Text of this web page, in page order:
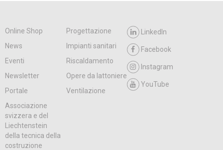
Online Shop
Progettazione
News
Impianti sanitari
Eventi
Riscaldamento
Newsletter
Opere da lattoniere
Portale
Ventilazione
LinkedIn
Facebook
Instagram
YouTube
Associazione
svizzera e del
Liechtenstein
della tecnica della
costruzione